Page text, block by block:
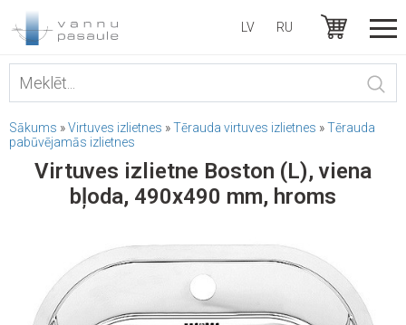
LV RU
Sākums »Virtuves izlietnes »Tērauda virtuves izlietnes »Tērauda
pabūvējamās izlietnes
Virtuves izlietne Boston (L), viena
bļoda, 490x490 mm, hroms